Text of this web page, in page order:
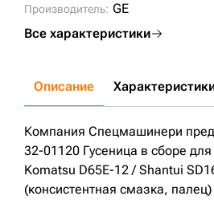
Производитель: GE
Все характеристики
Описание
Компания Спецмашинери
32-01120 Гусеница в сборе
Komatsu D65E-12 / Shantui
(консистентная смазка,